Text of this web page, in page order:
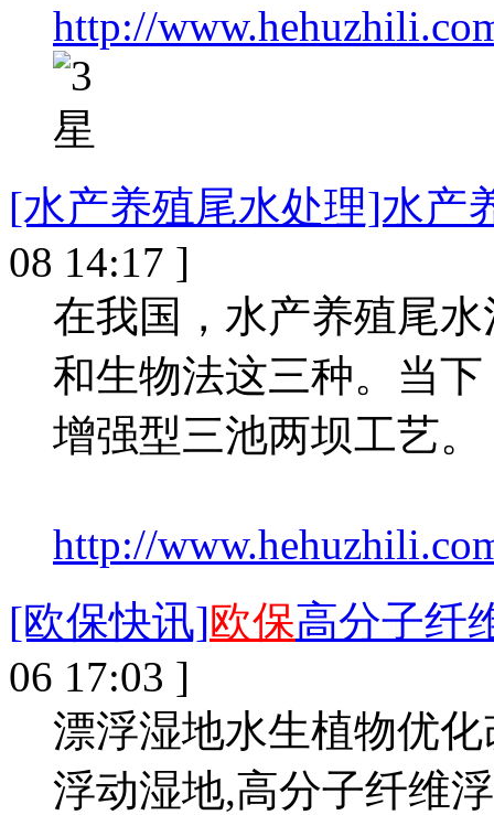
http://
[水产养殖尾水处理]水产
08 14:17 ]
在我国，水产养殖尾
和生物法这三种。当
增强型三池两坝工艺。
http://
[欧保快讯]欧保高分子纤
06 17:03 ]
漂浮湿地水生植物优
浮动湿地,高分子纤维